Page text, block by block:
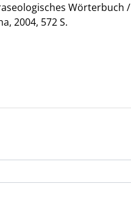
Wörterbuch /
2004, 572 S.